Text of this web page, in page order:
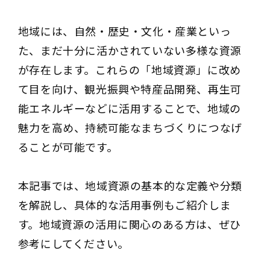
地域には、自然・歴史・文化・産業といっ
た、まだ十分に活かされていない多様な資源
が存在します。これらの「地域資源」に改め
て目を向け、観光振興や特産品開発、再生可
能エネルギーなどに活用することで、地域の
魅力を高め、持続可能なまちづくりにつなげ
ることが可能です。
本記事では、地域資源の基本的な定義や分類
を解説し、具体的な活用事例もご紹介しま
す。地域資源の活用に関心のある方は、ぜひ
参考にしてください。